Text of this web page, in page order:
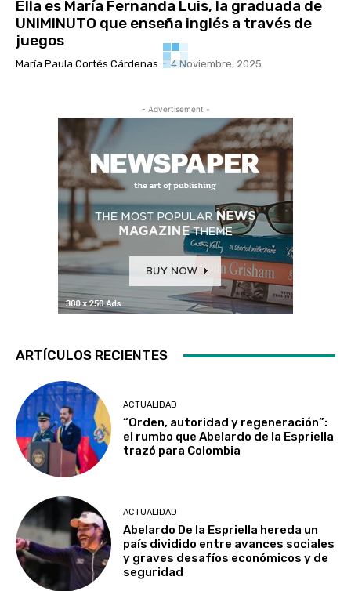
Ella es María Fernanda Luis, la graduada de
UNIMINUTO que enseña inglés a través de
juegos
María Paula Cortés Cárdenas - 4 Noviembre, 2025
“La No Violencia es el camino más fuerte
hacia la paz”: Redespaz
HISTORIAS DE VIDA
Sarah Macías, la caleña que conquistó el
- Advertisement -
ARTÍCULOS RECIENTES
ACTUALIDAD
“Orden, autoridad y regeneración”:
el rumbo que Abelardo de la Espriella
trazó para Colombia
ACTUALIDAD
Abelardo De la Espriella hereda un
país dividido entre avances sociales
y graves desafíos económicos y de
seguridad